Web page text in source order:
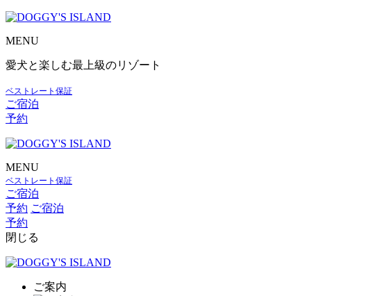
MENU
愛犬と楽しむ最上級のリゾート
ベストレート保証
ご宿泊
予約
MENU
ベストレート保証
ご宿泊
予約 ご宿泊
予約
閉じる
ご案内